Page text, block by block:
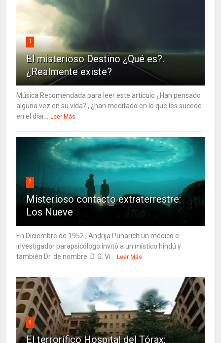
1
El misterioso Destino ¿Qué es?.
¿Realmente existe?
Música Recomendada para leer este artículo ¿Han pensado
alguna vez en su vida? , ¿han meditado en lo que les sucede
en el diar...
Leer Más
2
Misterioso contacto extraterrestre:
Los Nueve
En Diciembre de 1952 , Andrija Puharich un médico e
investigador parapsicólogo invitó a un místico hindú y
también Dr. de nombre D. G. Vi...
Leer Más
3
El terrorífico Hospital del Tórax: